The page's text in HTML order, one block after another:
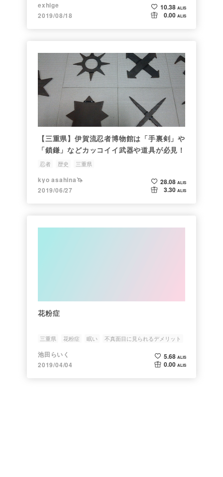
exhige
2019/08/18
10.38 ALIS
0.00 ALIS
【三重県】伊賀流忍者博物館は「手裏剣」や
「鎖鎌」などカッコイイ武器や道具が必見！
忍者 歴史 三重県
kyo asahina🦄
2019/06/27
28.08 ALIS
3.30 ALIS
花粉症
三重県 花粉症 眠い 不真面目に見られるデメリット
池田らいく
2019/04/04
5.68 ALIS
0.00 ALIS